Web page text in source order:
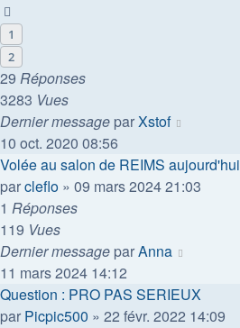
1
2
29 Réponses
3283 Vues
Dernier message parXstof
10 oct. 2020 08:56
Volée au salon de REIMS aujourd'hui
parcleflo » 09 mars 2024 21:03
1 Réponses
119 Vues
Dernier message parAnna
11 mars 2024 14:12
Question : PRO PAS SERIEUX
par Picpic500 » 22 févr. 2022 14:09